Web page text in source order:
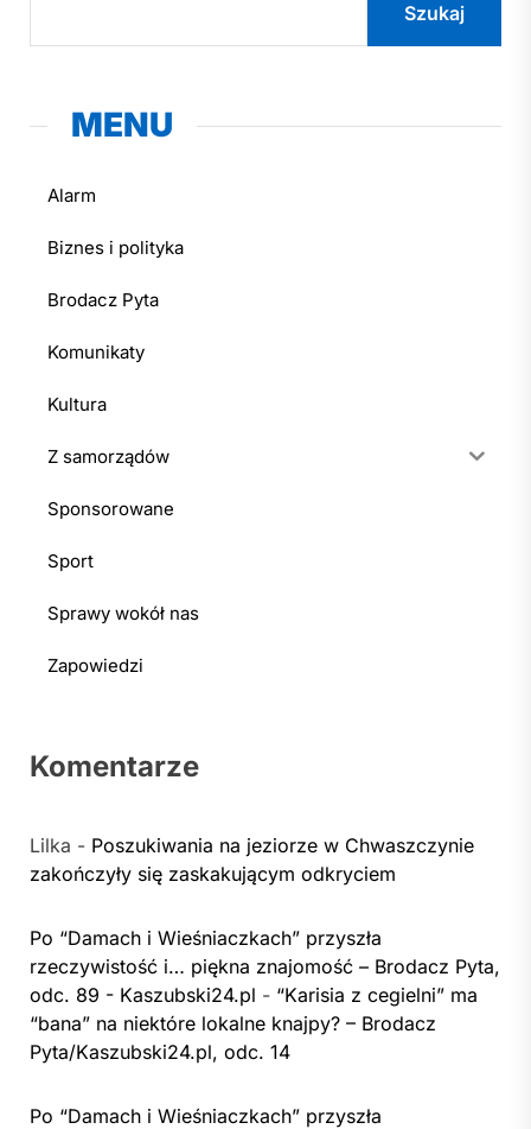
Szukaj
MENU
Alarm
Biznes i polityka
Brodacz Pyta
Komunikaty
Kultura
Z samorządów
Sponsorowane
Sport
Sprawy wokół nas
Zapowiedzi
Komentarze
Lilka - Poszukiwania na jeziorze w Chwaszczynie
zakończyły się zaskakującym odkryciem
Po “Damach i Wieśniaczkach” przyszła
rzeczywistość i… piękna znajomość – Brodacz Pyta,
odc. 89 - Kaszubski24.pl - “Karisia z cegielni” ma
“bana” na niektóre lokalne knajpy? – Brodacz
Pyta/Kaszubski24.pl, odc. 14
Po “Damach i Wieśniaczkach” przyszła